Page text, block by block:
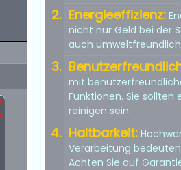
Energieeffizienz:
nicht nur Geld bei der
auch
mit
Funktionen. Sie
reinigen sein.
Haltbarkeit:
Verarbeitung
Achten Sie auf